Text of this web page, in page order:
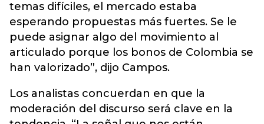
temas difíciles, el mercado estaba
esperando propuestas más fuertes. Se le
puede asignar algo del movimiento al
articulado porque los bonos de Colombia se
han valorizado”, dijo Campos.
Los analistas concuerdan en que la
moderación del discurso será clave en la